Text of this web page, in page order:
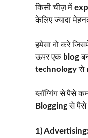
किसी चीज़ में
केलिए ज्यादा
हमेसा वो करे
ऊपर एक blog
technologyसे
ब्लॉग्गिंग से पैसे
Bloggingसे पैसे
1) Advertising: